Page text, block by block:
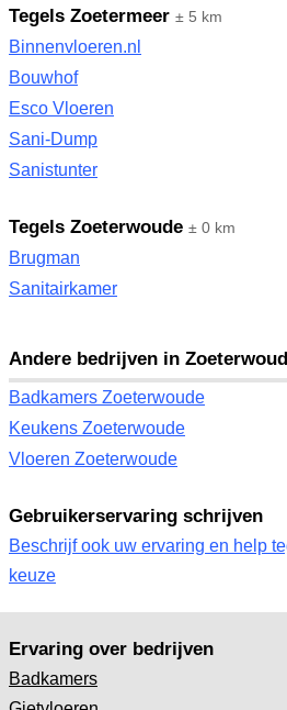
Tegels Zoetermeer ± 5 km
Binnenvloeren.nl
Bouwhof
Esco Vloeren
Sani-Dump
Sanistunter
Tegels Zoeterwoude ± 0 km
Brugman
Sanitairkamer
Andere bedrijven in
Badkamers Zoeterwoude
Keukens Zoeterwoude
Vloeren Zoeterwoude
Gebruikerservaring schrijven
Beschrijf ook uw ervaring en help
keuze
Ervaring over bedrijven
Badkamers